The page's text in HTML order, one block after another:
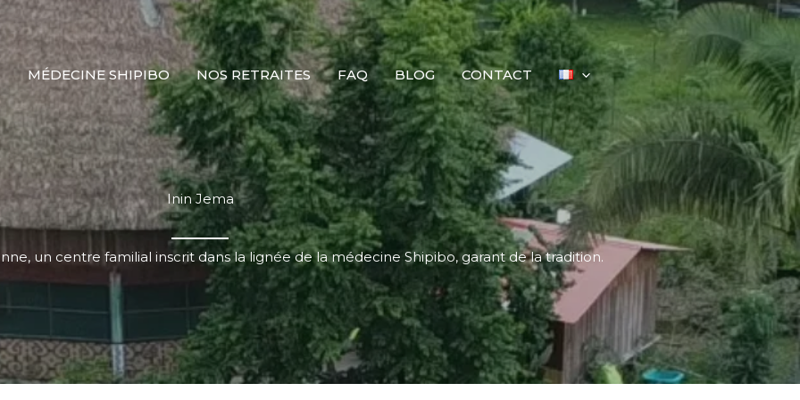
MÉDECINE SHIPIBO NOS RETRAITES FAQ BLOG CONTACT
Inin Jema
un centre familial inscrit dans la lignée de la médecine Shipibo, garant de la tradition.